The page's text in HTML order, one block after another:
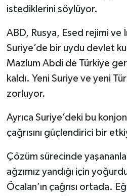
istediklerini söylüyor.
ABD, Rusya, Esed rejimi ve
Suriye’de bir uydu devlet
Mazlum Abdi de Türkiye
kaldı. Yeni Suriye ve yeni
zorluyor.
Ayrıca Suriye’deki bu
çağrısını güçlendirici bir
Çözüm sürecinde
ağzımız yandığı için
Öcalan’ın çağrısı ortada.